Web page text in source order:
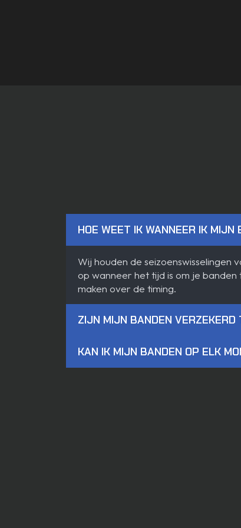
HOE WEET IK WANNEER IK MIJN
Wij houden de seizoenswisselingen
op wanneer het tijd is om je
maken over de timing.
ZIJN MIJN BANDEN VERZEKERD
KAN IK MIJN BANDEN OP ELK